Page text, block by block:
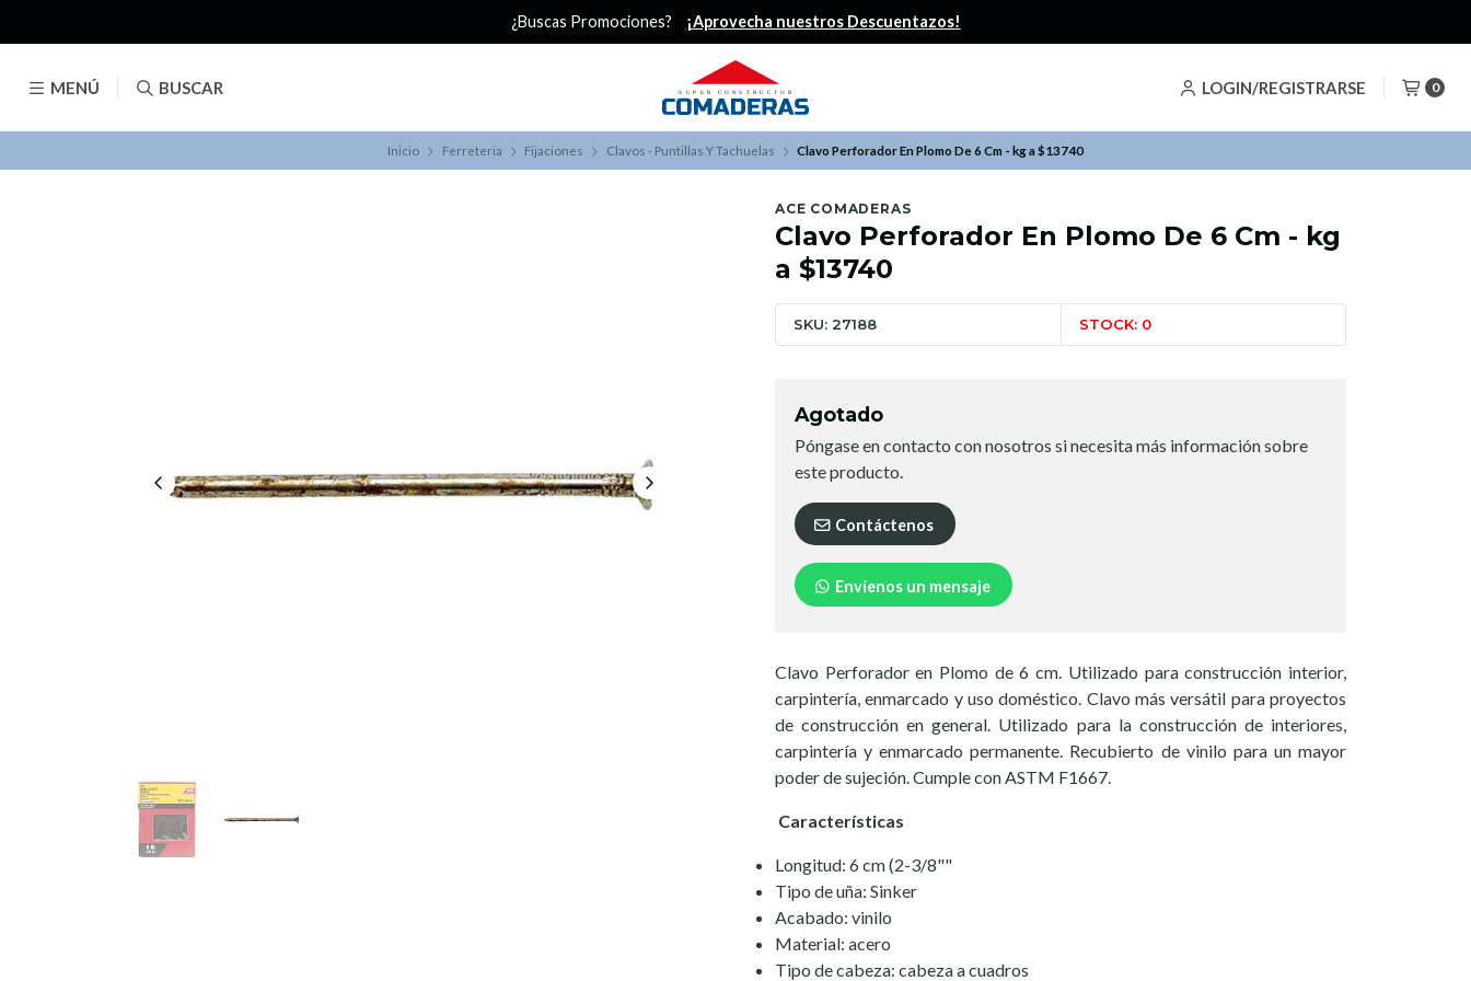
MENÚ BUSCAR LOGIN/REGISTRARSE 0
¿Buscas Promociones? ¡Aprovecha nuestros Descuentazos!
Inicio Ferreteria Fijaciones Clavos - Puntillas Y Tachuelas Clavo Perforador En Plomo De 6 Cm - kg a $13740
ACE COMADERAS
Clavo Perforador En Plomo De 6 Cm - kg
a $13740
SKU: 27188 STOCK: 0
Agotado
Póngase en contacto con nosotros si necesita más información sobre
este producto.
Contáctenos
Envíenos un mensaje
Clavo Perforador en Plomo de 6 cm. Utilizado para construcción interior,
carpintería, enmarcado y uso doméstico. Clavo más versátil para proyectos
de construcción en general. Utilizado para la construcción de interiores,
carpintería y enmarcado permanente. Recubierto de vinilo para un mayor
poder de sujeción. Cumple con ASTM F1667.
Características
Longitud: 6 cm (2-3/8""
Tipo de uña: Sinker
Acabado: vinilo
Material: acero
Tipo de cabeza: cabeza a cuadros